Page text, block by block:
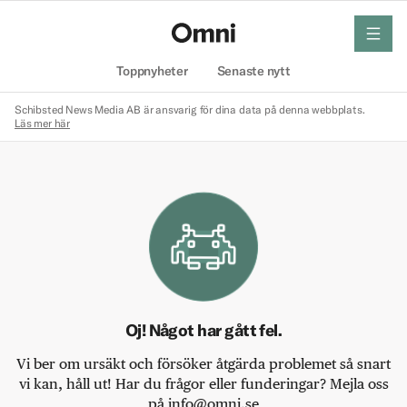
Toppnyheter Senaste nytt
meny
Schibsted News Media AB är ansvarig för dina data på denna webbplats.
Läs mer här
Oj! Något har gått fel.
Vi ber om ursäkt och försöker åtgärda problemet så snart
vi kan, håll ut! Har du frågor eller funderingar? Mejla oss